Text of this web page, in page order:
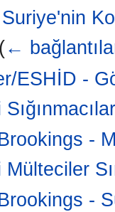
(←
ESHİD -
-
-